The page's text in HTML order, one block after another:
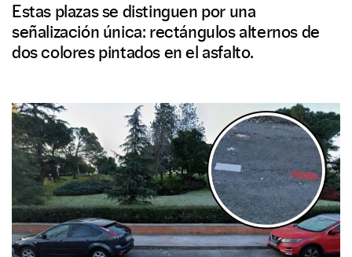
Estas plazas se distinguen por una
señalización única: rectángulos alternos de
dos colores pintados en el asfalto.